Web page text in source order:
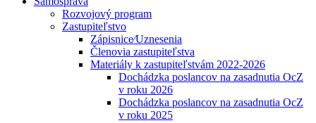
Rozvojový program
Zastupiteľstvo
Zápisnice⁄Uznesenia
Členovia zastupiteľstva
Materiály k zastupiteľstvám 2022-2026
Dochádzka poslancov na zasadnutia OcZ
v roku 2026
Dochádzka poslancov na zasadnutia OcZ
v roku 2025